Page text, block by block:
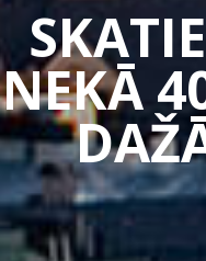
NEKĀ